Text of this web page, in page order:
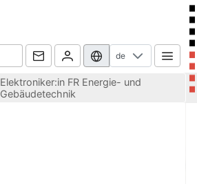
de
Elektroniker:in FR Energie- und
Gebäudetechnik